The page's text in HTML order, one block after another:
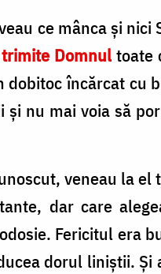
ce mânca și
Domnul toate
încărcat cu
nu mai voia să
veneau la
dar care
Fericitul era
dorul liniștii.